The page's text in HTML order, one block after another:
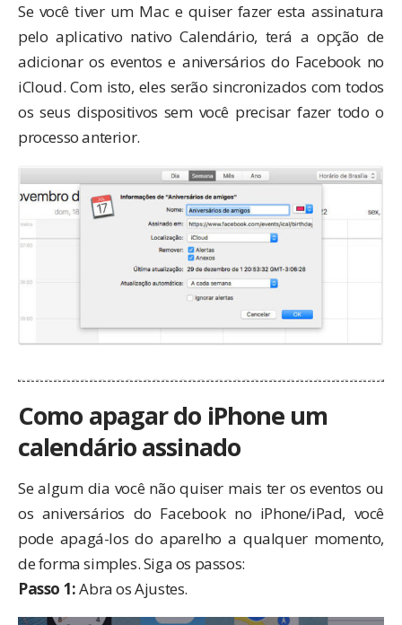
Se você tiver um Mac e quiser fazer esta assinatura
pelo aplicativo nativo Calendário, terá a opção de
adicionar os eventos e aniversários do Facebook no
iCloud. Com isto, eles serão sincronizados com todos
os seus dispositivos sem você precisar fazer todo o
processo anterior.
Como apagar do iPhone um
calendário assinado
Se algum dia você não quiser mais ter os eventos ou
os aniversários do Facebook no iPhone/iPad, você
pode apagá-los do aparelho a qualquer momento,
de forma simples. Siga os passos:
Passo 1:Abra os Ajustes.